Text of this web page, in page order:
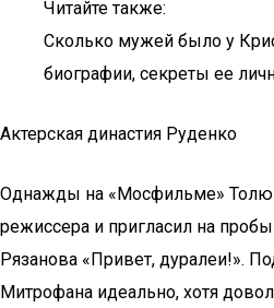
Читайте также:
Сколько мужей было у
биографии, секреты ее
Актерская династия Руденко
Однажды на «Мосфильме»
режиссера и пригласил на
Рязанова «Привет, дуралеи!».
Митрофана идеально, хотя